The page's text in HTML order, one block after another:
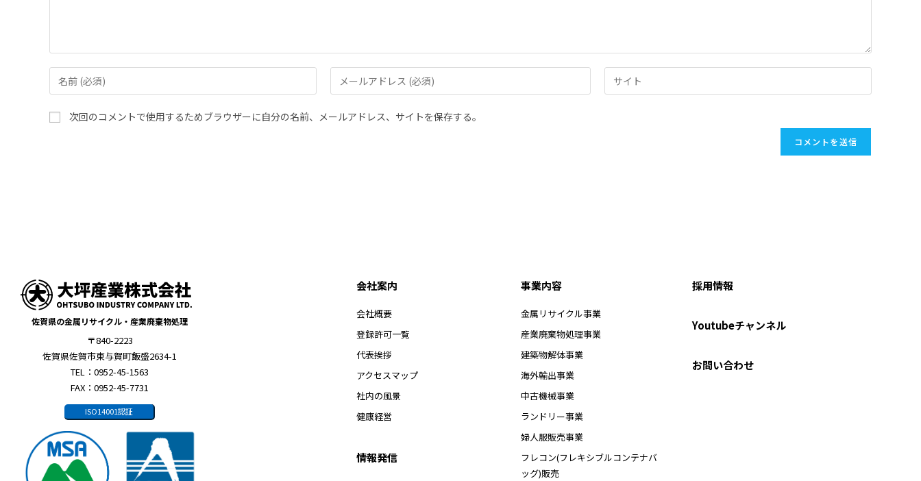
次回のコメントで使用するためブラウザーに自分の名前、メールアドレス、サイトを保存する。
佐賀県の金属リサイクル・産業廃棄物処理
〒840-2223
佐賀県佐賀市東与賀町飯盛2634-1
TEL：0952-45-1563
FAX：0952-45-7731
ISO14001認証
会社案内
会社概要
登録許可一覧
代表挨拶
アクセスマップ
社内の風景
健康経営
情報発信
事業内容
金属リサイクル事業
産業廃棄物処理事業
建築物解体事業
海外輸出事業
中古機械事業
ランドリー事業
婦人服販売事業
フレコン(フレキシブルコンテナバ
ッグ)販売
採用情報
Youtubeチャンネル
お問い合わせ